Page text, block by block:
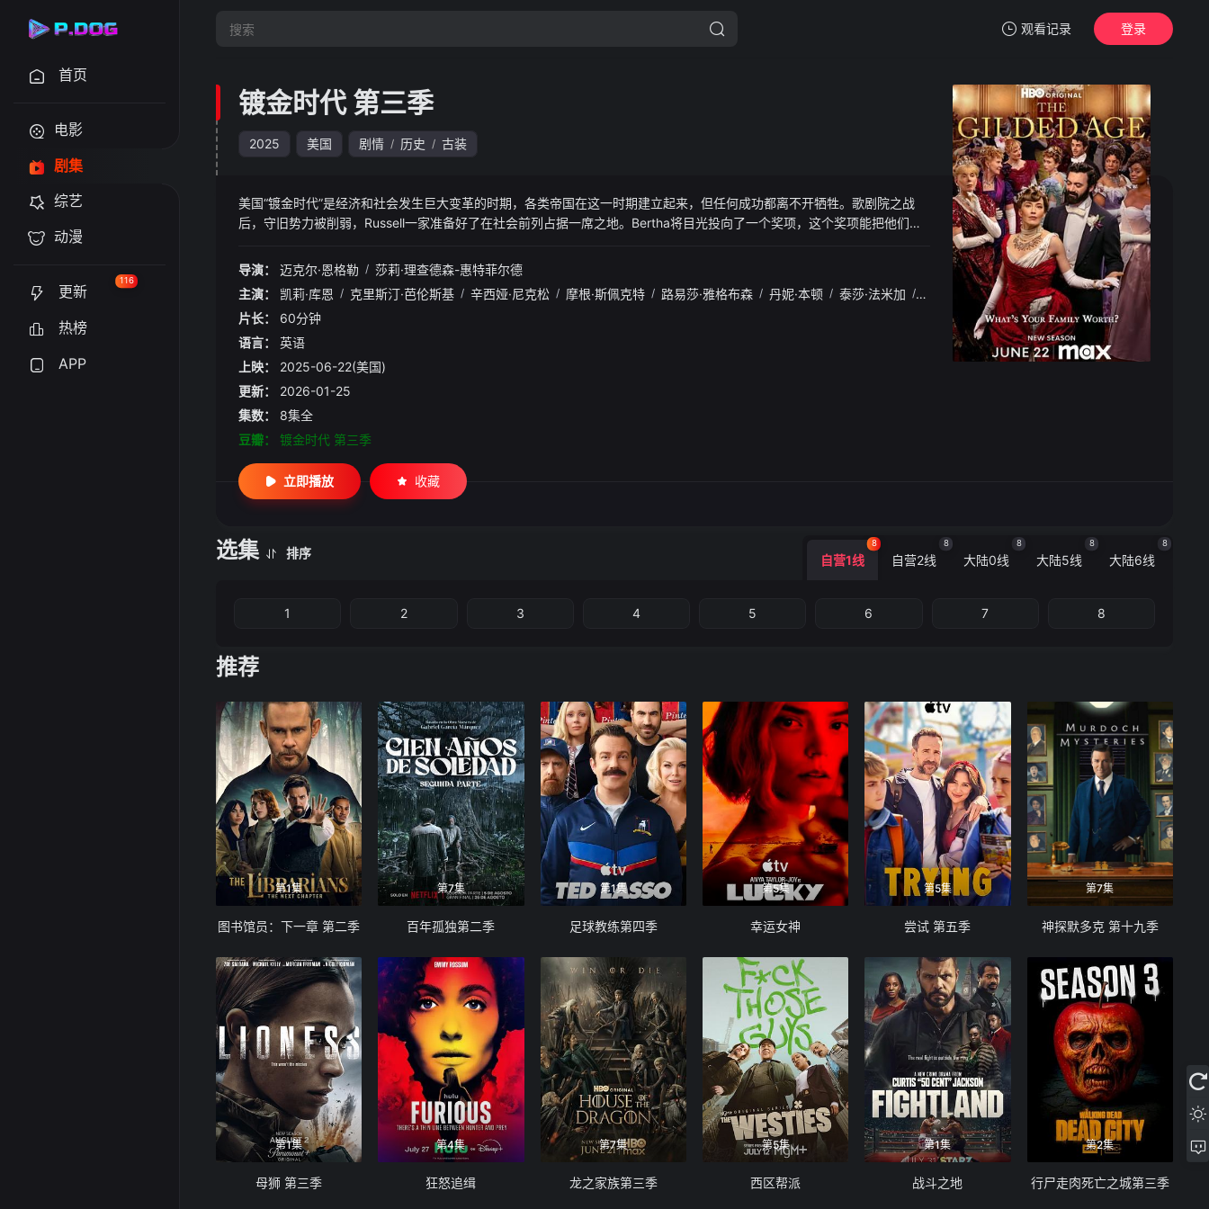
观看记录
暂无观看影片的记录
登录
首页
电影
剧集
综艺
动漫
更新
116
热榜
APP
镀金时代 第三季
2025 美国 剧情 / 历史 / 古装
美国“镀金时代”是经济和社会发生巨大变革的时期，各类帝国在这一时期建立起来，但任何成功都离不开牺牲。歌剧院之战
后，守旧势力被削弱，Russell一家准备好了在社会前列占据一席之地。Bertha将目光投向了一个奖项，这个奖项能把他们一
了他的话。街对面，Brook一家陷入混乱，因为Agnes拒绝接受Ada作为女主人的新位置。Peggy遇到了一位来自纽波特的英
西为代价。
导演： 迈克尔·恩格勒 / 莎莉·理查德森-惠特菲尔德
主演：
凯莉·库恩 / 克里斯汀·芭伦斯基 / 辛西娅·尼克松 / 摩根·斯佩克特 / 路易莎·雅格布森 / 丹妮·本顿 / 泰莎·法米加 / 哈里·理查森 / 布莱克·里特森
片长：
60分钟
语言：
英语
上映：
2025-06-22(美国)
更新：
2026-01-25
集数：
8集全
豆瓣：
镀金时代 第三季
立即播放 收藏
选集 排序 自营1线
8
自营2线
8
大陆0线
8
大陆5线
8
大陆6线
8
1 2 3 4 5 6 7 8
推荐
第1集
图书馆员：下一章 第二季
第7集
百年孤独第二季
第1集
足球教练第四季
第5集
幸运女神
第5集
尝试 第五季
第7集
神探默多克 第十九季
第1集
母狮 第三季
第4集
狂怒追缉
第7集
龙之家族第三季
第5集
西区帮派
第1集
战斗之地
第2集
行尸走肉死亡之城第三季